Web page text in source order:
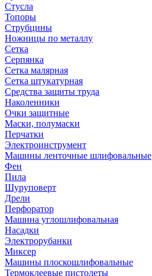
Стусла
Топоры
Струбцины
Ножницы по металлу
Сетка
Серпянка
Сетка малярная
Сетка штукатурная
Средства защиты труда
Наколенники
Очки защитные
Маски, полумаски
Перчатки
Электроинструмент
Машины ленточные шлифовальные
Фен
Пила
Шуруповерт
Дрели
Перфоратор
Машина углошлифовальная
Насадки
Электрорубанки
Миксер
Машины плоскошлифовальные
Термоклеевые пистолеты